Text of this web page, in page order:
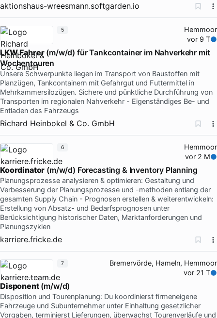
aktionshaus-wreesmann.softgarden.io
Hemmoor
vor 9 T
LKWFahrer(m/w/d) für Tankcontainer im Nahverkehr mit
Wochentouren
Unsere Schwerpunkte liegen im Transport von Baustoffen mit
Planzügen, Tankcontainern mit Gefahrgut und Futtermittel in
Mehrkammersilozügen. Sichere und pünktliche Durchführung von
Transporten im regionalen Nahverkehr - Eigenständiges Be- und
Entladen des Fahrzeugs
Richard Heinbokel & Co. GmbH
5
Hemmoor
vor 2 M
Koordinator (m/w/d) Forecasting & Inventory Planning
Planungsprozesse analysieren & optimieren: Gestaltung und
Verbesserung der Planungsprozesse und -methoden entlang der
gesamten Supply Chain - Prognosen erstellen & weiterentwickeln:
Erstellung von Absatz- und Bedarfsprognosen unter
Berücksichtigung historischer Daten, Marktanforderungen und
Planungszyklen
karriere.fricke.de
6
Bremervörde, Hameln, Hemmoor
vor 21 T
Disponent(m/w/d)
Disposition und Tourenplanung: Du koordinierst firmeneigene
Fahrzeuge und Subunternehmer unter Einhaltung gesetzlicher
Vorgaben, terminierst Lieferungen, überwachst Tourenverläufe und
7